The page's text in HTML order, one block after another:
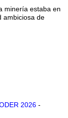
minería estaba en
ambiciosa de
2026 -